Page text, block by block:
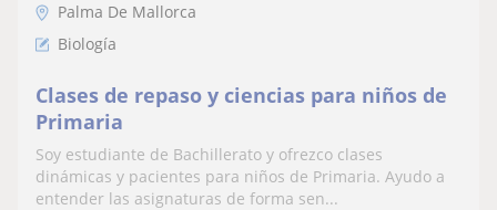
Palma De Mallorca
Biología
Clases de repaso y ciencias para niños de
Primaria
Soy estudiante de Bachillerato y ofrezco clases
dinámicas y pacientes para niños de Primaria. Ayudo a
entender las asignaturas de forma sen...